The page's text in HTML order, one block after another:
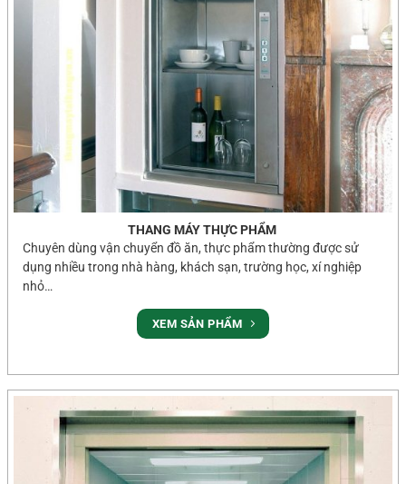
THANG MÁY THỰC PHẨM
Chuyên dùng vận chuyển đồ ăn, thực phẩm thường được sử
dụng nhiều trong nhà hàng, khách sạn, trường học, xí nghiệp
nhỏ…
XEM SẢN PHẨM